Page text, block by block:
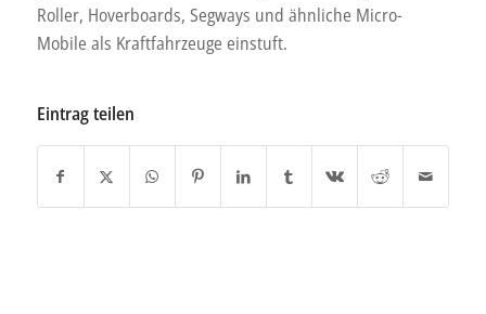
Roller, Hoverboards, Segways und ähnliche Micro-
Mobile als Kraftfahrzeuge einstuft.
Eintrag teilen